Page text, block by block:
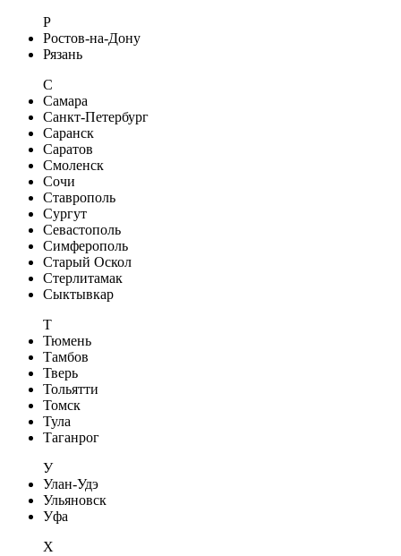
Р
Ростов-на-Дону
Рязань
С
Самара
Санкт-Петербург
Саранск
Саратов
Смоленск
Сочи
Ставрополь
Сургут
Севастополь
Симферополь
Старый Оскол
Стерлитамак
Сыктывкар
Т
Тюмень
Тамбов
Тверь
Тольятти
Томск
Тула
Таганрог
У
Улан-Удэ
Ульяновск
Уфа
Х